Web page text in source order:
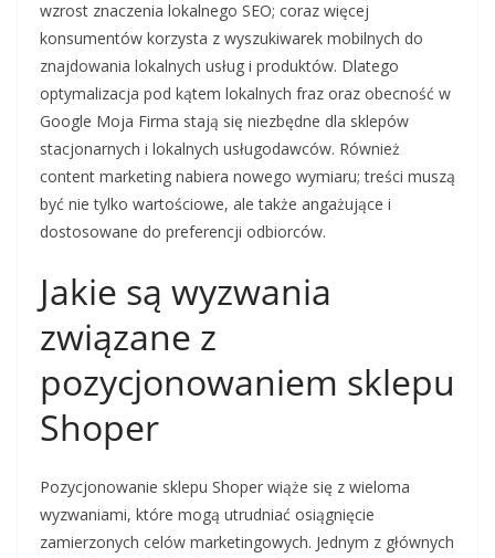
wzrost znaczenia lokalnego SEO; coraz więcej
konsumentów korzysta z wyszukiwarek mobilnych do
znajdowania lokalnych usług i produktów. Dlatego
optymalizacja pod kątem lokalnych fraz oraz obecność w
Google Moja Firma stają się niezbędne dla sklepów
stacjonarnych i lokalnych usługodawców. Również
content marketing nabiera nowego wymiaru; treści muszą
być nie tylko wartościowe, ale także angażujące i
dostosowane do preferencji odbiorców.
Jakie są wyzwania
związane z
pozycjonowaniem sklepu
Shoper
Pozycjonowanie sklepu Shoper wiąże się z wieloma
wyzwaniami, które mogą utrudniać osiągnięcie
zamierzonych celów marketingowych. Jednym z głównych